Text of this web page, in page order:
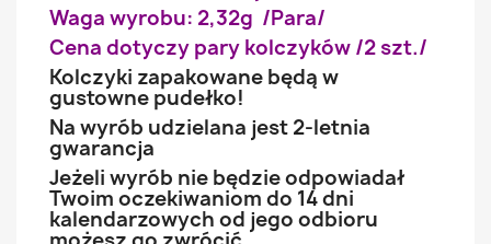
Waga wyrobu: 2,32g /Para/
Cena dotyczy pary kolczyków /2 szt./
Kolczyki zapakowane będą w
gustowne pudełko!
Na wyrób udzielana jest 2-letnia
gwarancja
Jeżeli wyrób nie będzie odpowiadał
Twoim oczekiwaniom do 14 dni
kalendarzowych od jego odbioru